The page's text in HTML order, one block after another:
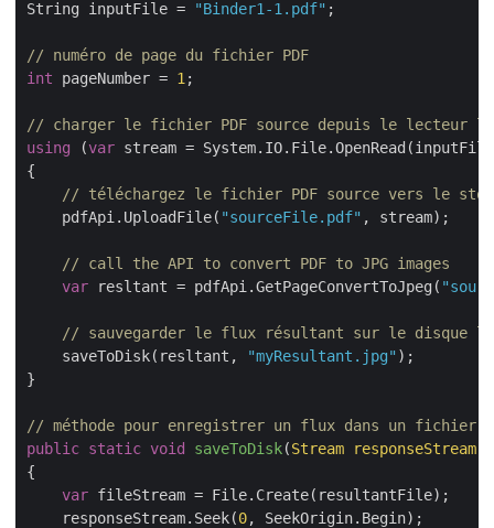
String inputFile = "Binder1-1.pdf" ;
// numéro de page du fichier PDF
int pageNumber = 1 ;
// charger le fichier PDF source depuis le lecteur
using (var stream =
{
// téléchargez le fichier PDF source vers le
    pdfApi.UploadFile(
"sourceFile.pdf" , stream);
// call the API to convert PDF to JPG images
var resltant = pdfApi.GetPageConvertToJpeg(
// sauvegarder le flux résultant sur le disque
    saveToDisk(resltant,
"myResultant.jpg" );
}
// méthode pour enregistrer un flux dans un
public static void saveToDisk(Stream
{
var fileStream = File.Create(resultantFile);
    responseStream.Seek(
0, SeekOrigin.Begin);